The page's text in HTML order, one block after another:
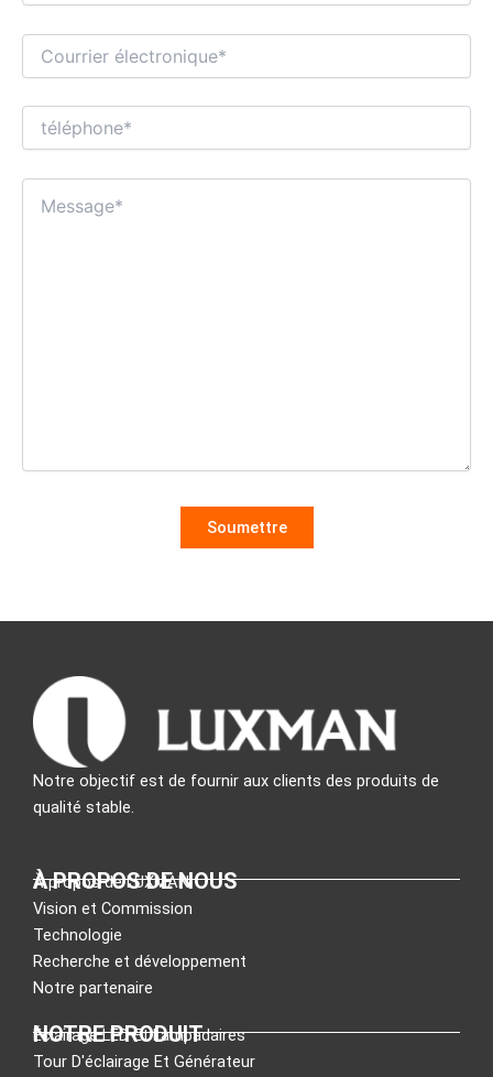
Notre objectif est de fournir aux clients des produits de
qualité stable.
À PROPOS DE NOUS
À propos de LUXMAN
Vision et Commission
Technologie
Recherche et développement
Notre partenaire
NOTRE PRODUIT
Éclairage LED Et Lampadaires
Tour D'éclairage Et Générateur